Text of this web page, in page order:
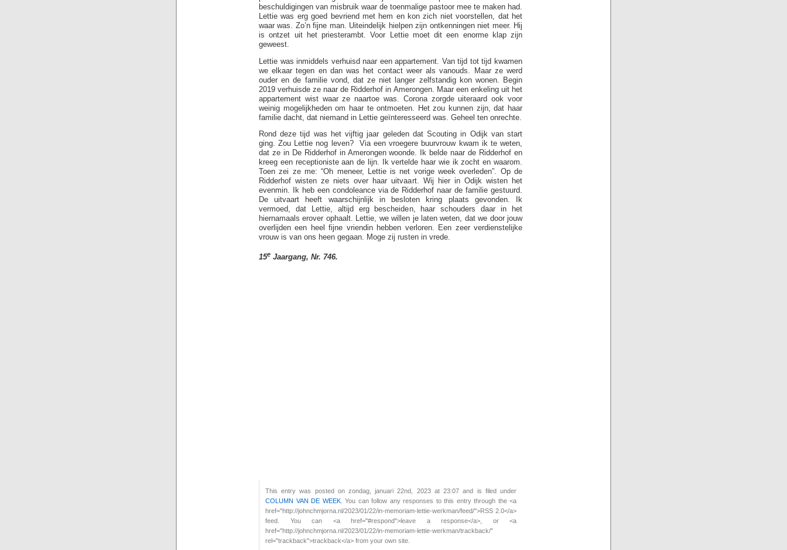
beschuldigingen van misbruik waar de toenmalige pastoor mee te maken had.
Lettie was erg goed bevriend met hem en kon zich niet voorstellen, dat het
waar was. Zo’n fijne man. Uiteindelijk hielpen zijn ontkenningen niet meer. Hij
is ontzet uit het priesterambt. Voor Lettie moet dit een enorme klap zijn
geweest.
Lettie was inmiddels verhuisd naar een appartement. Van tijd tot tijd kwamen
we elkaar tegen en dan was het contact weer als vanouds. Maar ze werd
ouder en de familie vond, dat ze niet langer zelfstandig kon wonen. Begin
2019 verhuisde ze naar de Ridderhof in Amerongen. Maar een enkeling uit het
appartement wist waar ze naartoe was. Corona zorgde uiteraard ook voor
weinig mogelijkheden om haar te ontmoeten. Het zou kunnen zijn, dat haar
familie dacht, dat niemand in Lettie geïnteresseerd was. Geheel ten onrechte.
Rond deze tijd was het vijftig jaar geleden dat Scouting in Odijk van start
ging. Zou Lettie nog leven? Via een vroegere buurvrouw kwam ik te weten,
dat ze in De Ridderhof in Amerongen woonde. Ik belde naar de Ridderhof en
kreeg een receptioniste aan de lijn. Ik vertelde haar wie ik zocht en waarom.
Toen zei ze me: “Oh meneer, Lettie is net vorige week overleden”. Op de
Ridderhof wisten ze niets over haar uitvaart. Wij hier in Odijk wisten het
evenmin. Ik heb een condoleance via de Ridderhof naar de familie gestuurd.
De uitvaart heeft waarschijnlijk in besloten kring plaats gevonden. Ik
vermoed, dat Lettie, altijd erg bescheiden, haar schouders daar in het
hiernamaals erover ophaalt. Lettie, we willen je laten weten, dat we door jouw
overlijden een heel fijne vriendin hebben verloren. Een zeer verdienstelijke
vrouw is van ons heen gegaan. Moge zij rusten in vrede.
15e Jaargang, Nr. 746.
This entry was posted on zondag, januari 22nd, 2023 at 23:07 and is filed under
COLUMN VAN DE WEEK. You can follow any responses to this entry through the <a
href="http://johnchmjorna.nl/2023/01/22/in-memoriam-lettie-werkman/feed/">RSS 2.0</a>
feed. You can <a href="#respond">leave a response</a>, or <a
href="http://johnchmjorna.nl/2023/01/22/in-memoriam-lettie-werkman/trackback/"
rel="trackback">trackback</a> from your own site.